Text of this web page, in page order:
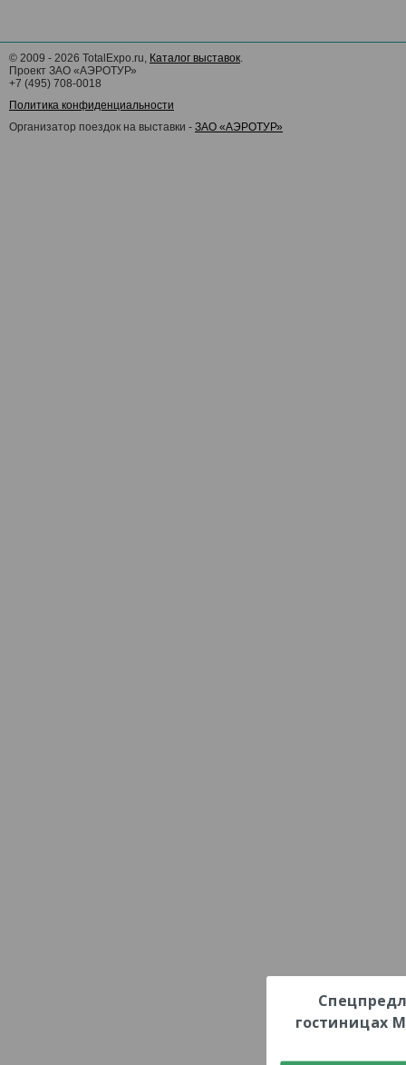
© 2009 - 2026 TotalExpo.ru, Каталог выставок.
Проект ЗАО «АЭРОТУР»
+7 (495) 708-0018
Политика конфиденциальности
Организатор поездок на выставки - ЗАО «АЭРОТУР»
гостиницах